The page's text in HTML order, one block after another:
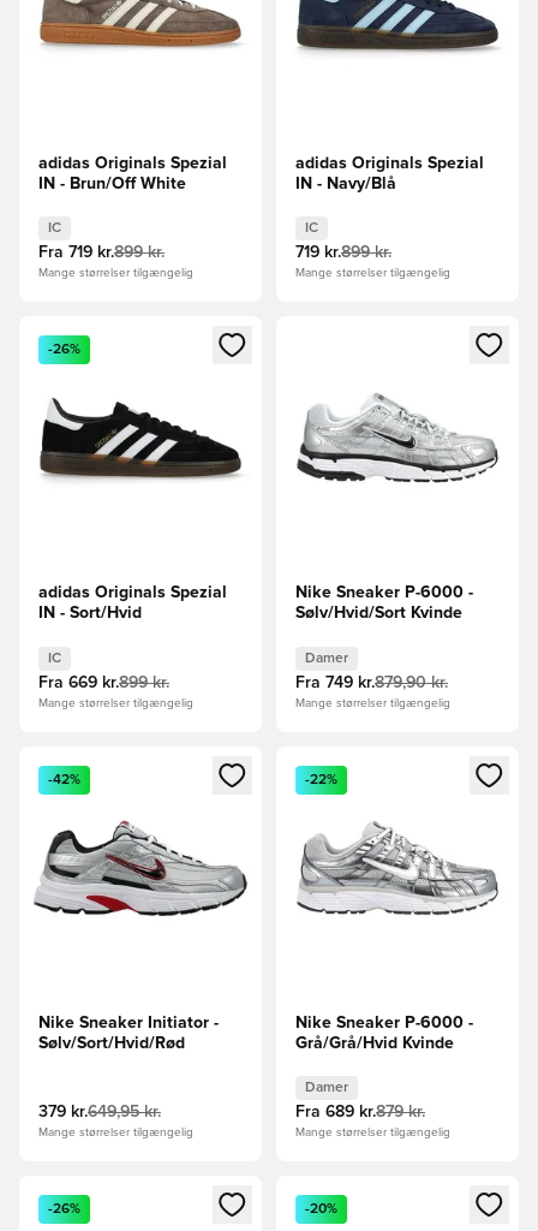
adidas Originals Spezial
IN - Brun/Off White
IC
Fra 719 kr.899 kr.
Mange størrelser tilgængelig
adidas Originals Spezial
IN - Navy/Blå
IC
719 kr.899 kr.
Mange størrelser tilgængelig
Åbner en Modal til at logge ind eller tilmelde dig som
-26%
adidas Originals Spezial
IN - Sort/Hvid
IC
Fra 669 kr.899 kr.
Mange størrelser tilgængelig
Åbner en Modal til at logge
Nike Sneaker P-6000 -
Sølv/Hvid/Sort Kvinde
Damer
Fra 749 kr.879,90 kr.
Mange størrelser tilgængelig
Åbner en Modal til at logge ind eller tilmelde dig som
-42%
Nike Sneaker Initiator -
Sølv/Sort/Hvid/Rød
379 kr.649,95 kr.
Mange størrelser tilgængelig
Åbner en Modal til at logge
-22%
Nike Sneaker P-6000 -
Grå/Grå/Hvid Kvinde
Damer
Fra 689 kr.879 kr.
Mange størrelser tilgængelig
Åbner en Modal til at logge ind eller tilmelde dig som
-26%
Åbner en Modal til at logge
-20%